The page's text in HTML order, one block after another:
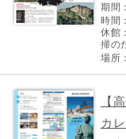
期間
時間
休館
掃の
場所
【
カ